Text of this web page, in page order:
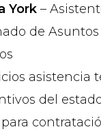
York –
de
asistencia
del
para